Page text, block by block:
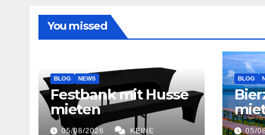
You missed
BLOG NEWS
Festbank mit Husse
mieten
05/08/2026 KEINE
BLOG
05/